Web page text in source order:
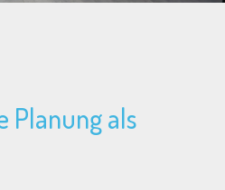
Planung als